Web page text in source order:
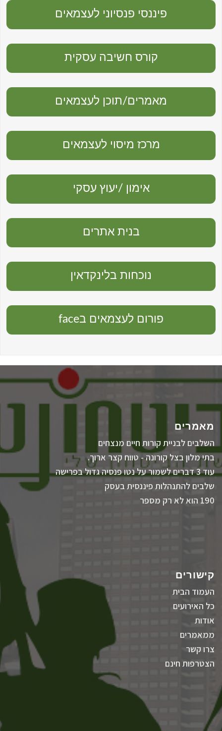
פיננסי פנסיוני לעצמאים
קורס חשיבה עסקית
מאמרים/תוכן לעצמאים
מרכז מיסוי לעצמאים
אימון /יעוץ עסקי
בנית אתרים
נוכחות בלינקדאין
פורום לעצמאים בface
מאמרים
השלבים לבניית קורות חיים מנצחים
בתי מלון בצל קורונה - טווח קצר ארוך.
עוד 3 דברים לשמור על נטו פנסיה גדול בפרישה
שלבים להתנהלות פיננסית בעסק
190 הוא לא רק מספר
קישורים
העמוד הבית
כל האירועים
אודות
ממאמרים
צרו קשר
הצטרפות חינם